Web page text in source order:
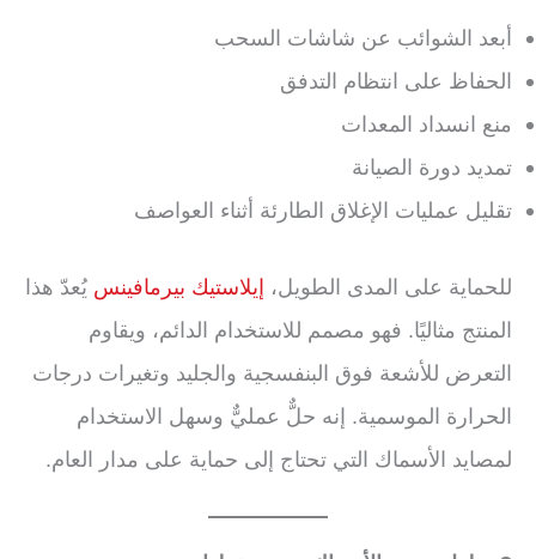
أبعد الشوائب عن شاشات السحب
الحفاظ على انتظام التدفق
منع انسداد المعدات
تمديد دورة الصيانة
تقليل عمليات الإغلاق الطارئة أثناء العواصف
للحماية على المدى الطويل، إيلاستيك بيرمافينس يُعدّ هذا
المنتج مثاليًا. فهو مصمم للاستخدام الدائم، ويقاوم
التعرض للأشعة فوق البنفسجية والجليد وتغيرات درجات
الحرارة الموسمية. إنه حلٌّ عمليٌّ وسهل الاستخدام
لمصايد الأسماك التي تحتاج إلى حماية على مدار العام.